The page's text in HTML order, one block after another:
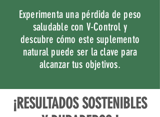
Experimenta una pérdida de peso
saludable con V-Control y
descubre cómo este suplemento
natural puede ser la clave para
alcanzar tus objetivos.
¡RESULTADOS SOSTENIBLES